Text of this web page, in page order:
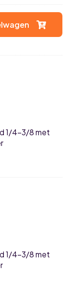
1/4-3/8 met
1/4-3/8 met